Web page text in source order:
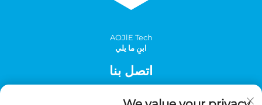
AOJlE Tech
ابنِ ما يلي
اتصل بنا